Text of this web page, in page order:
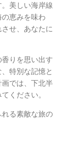
美しい海岸線
恵みを味わ
せ、あなたに
りを思い出す
特別な記憶と
では、下北半
ください。
る素敵な旅の